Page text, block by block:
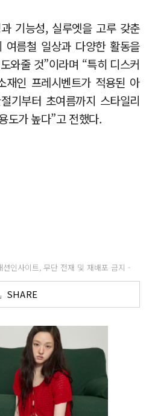
기능성, 실루엣을 고루 갖춘
여름철 일상과 다양한 활동을
와줄 것”이라며 “특히 디스커
재인 프레시벤트가 적용된 아
기부터 초여름까지 스타일리
도가 높다”고 전했다.
인사이트, 무단 전재 및 재배포 금지 -
SHARE